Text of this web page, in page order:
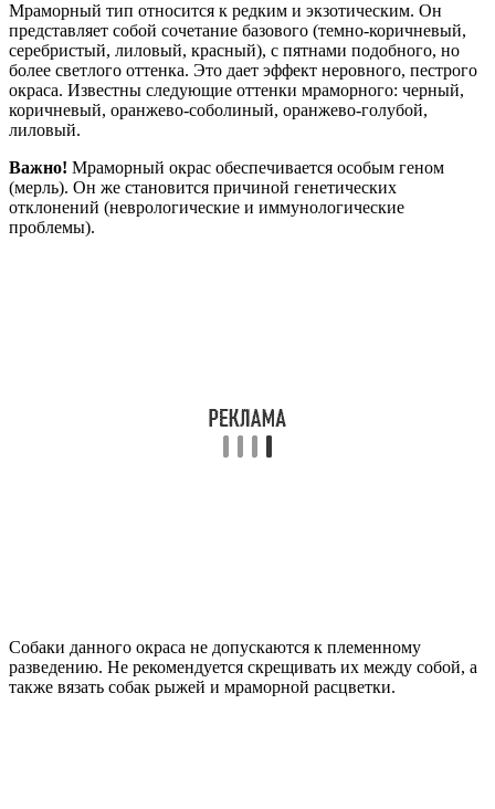
Мраморный тип относится к редким и экзотическим. Он
представляет собой сочетание базового (темно-коричневый,
серебристый, лиловый, красный), с пятнами подобного, но
более светлого оттенка. Это дает эффект неровного, пестрого
окраса. Известны следующие оттенки мраморного: черный,
коричневый, оранжево-соболиный, оранжево-голубой,
лиловый.
Важно! Мраморный окрас обеспечивается особым геном
(мерль). Он же становится причиной генетических
отклонений (неврологические и иммунологические
проблемы).
Собаки данного окраса не допускаются к племенному
разведению. Не рекомендуется скрещивать их между собой, а
также вязать собак рыжей и мраморной расцветки.